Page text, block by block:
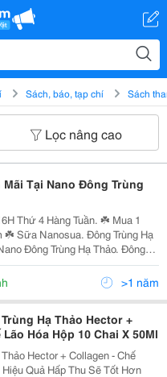
Sách, báo, tạp chí Sách
Lọc nâng cao
Tại Nano Đông Trùng
4 Hàng Tuần. ☘️ Mua 1
Hạ
Trùng Hạ
☘️ Mua 2 Tặng 1 Với Sản Phẩm... >1 năm
Hạ Thảo Hector +
Hóa Hộp 10 Chai X 50Ml
Hector + Collagen - Chế
Quả Hấp Thu Sẽ Tốt Hơn